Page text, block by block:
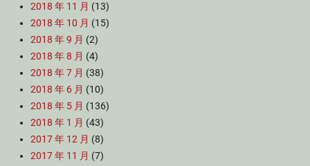
2018 年 11 月 (13)
2018 年 10 月 (15)
2018 年 9 月 (2)
2018 年 8 月 (4)
2018 年 7 月 (38)
2018 年 6 月 (10)
2018 年 5 月 (136)
2018 年 1 月 (43)
2017 年 12 月 (8)
2017 年 11 月 (7)